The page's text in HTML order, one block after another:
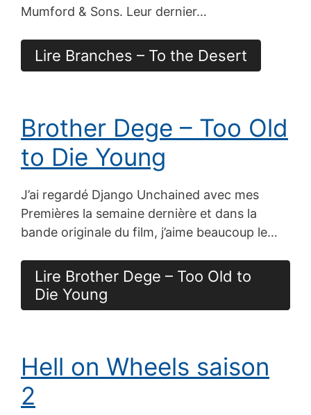
Mumford & Sons. Leur dernier…
Lire Branches – To the Desert
Brother Dege – Too Old
to Die Young
J’ai regardé Django Unchained avec mes
Premières la semaine dernière et dans la
bande originale du film, j’aime beaucoup le…
Lire Brother Dege – Too Old to
Die Young
Hell on Wheels saison
2